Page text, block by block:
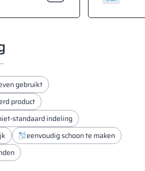
gebruikt
product
standaard indeling
eenvoudig schoon te maken